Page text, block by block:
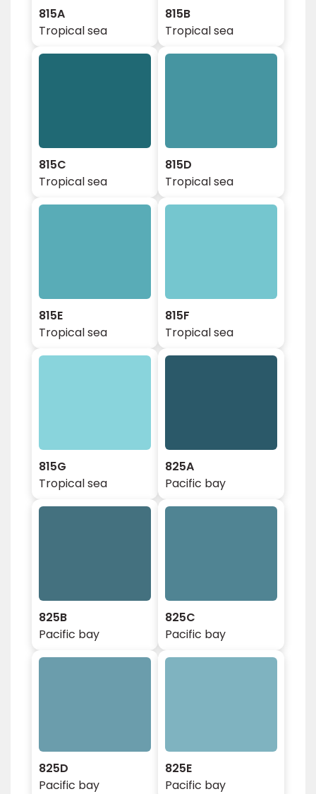
815A
Tropical sea
815B
Tropical sea
815C
Tropical sea
815D
Tropical sea
815E
Tropical sea
815F
Tropical sea
815G
Tropical sea
825A
Pacific bay
825B
Pacific bay
825C
Pacific bay
825D
Pacific bay
825E
Pacific bay